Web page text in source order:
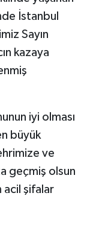
İstanbul
Sayın
kazaya
iyi olması
büyük
ve
geçmiş olsun
acil şifalar